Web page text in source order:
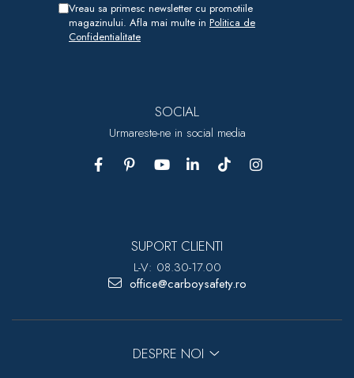
Vreau sa primesc newsletter cu promotiile
magazinului. Afla mai multe in Politica de
Confidentialitate
SOCIAL
Urmareste-ne in social media
SUPORT CLIENTI
L-V: 08.30-17.00
office@carboysafety.ro
DESPRE NOI